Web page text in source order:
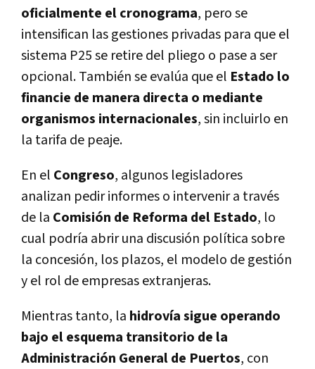
oficialmente el cronograma, pero se
intensifican las gestiones privadas para que el
sistema P25 se retire del pliego o pase a ser
opcional. También se evalúa que el Estado lo
financie de manera directa o mediante
organismos internacionales, sin incluirlo en
la tarifa de peaje.
En el Congreso, algunos legisladores
analizan pedir informes o intervenir a través
de la Comisión de Reforma del Estado, lo
cual podría abrir una discusión política sobre
la concesión, los plazos, el modelo de gestión
y el rol de empresas extranjeras.
Mientras tanto, la hidrovía sigue operando
bajo el esquema transitorio de la
Administración General de Puertos, con